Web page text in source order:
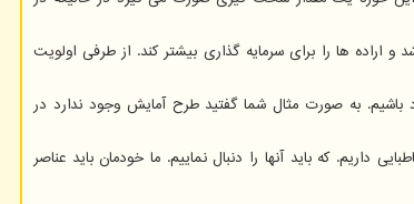
ها را برای سرمایه گذاری بیشتر کند. از طرفی اولویت
باشیم. به صورت مثال شما گفتید طرح آمایش وجود ندارد در
که باید آنها را دنبال نماییم. ما خودمان باید عناصر